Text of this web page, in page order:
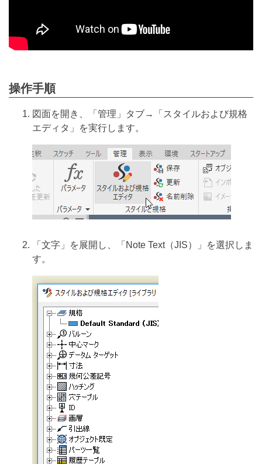
操作手順
図面を開き、「管理」タブ→「スタイルおよび規格
エディタ」を実行します。
「文字」を展開し、「Note Text（JIS）」を選択しま
す。